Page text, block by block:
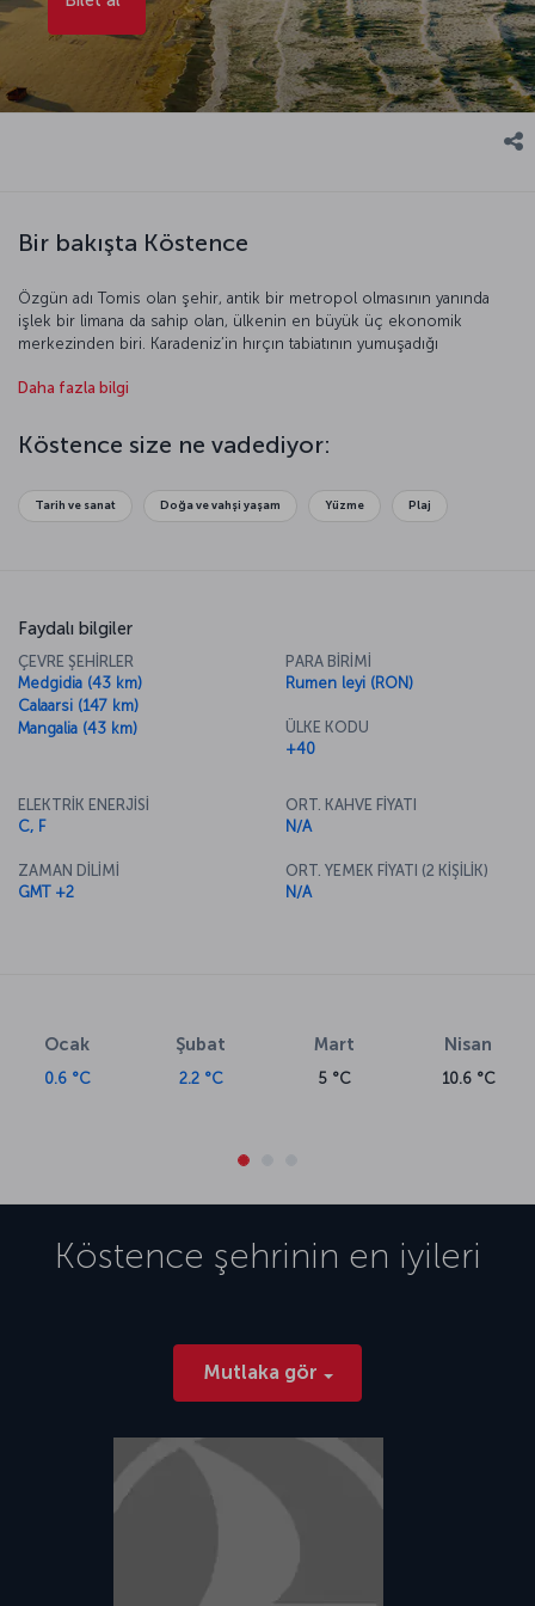
Bir bakışta Köstence
Özgün adı Tomis olan şehir, antik bir metropol olmasının yanında
işlek bir limana da sahip olan, ülkenin en büyük üç ekonomik
merkezinden biri. Karadeniz’in hırçın tabiatının yumuşadığı
açısından dünyanın gözlerinin çevrildiği yerleşim yerleri arasında yer
sanatın, doğanın aynı potada eridiği bu şehri gezmeye
doyamayacaksınız.
Daha fazla bilgi
Köstence size ne vadediyor:
Tarih ve sanat Doğa ve vahşi yaşam Yüzme Plaj
Faydalı bilgiler
ÇEVRE ŞEHİRLER
Medgidia (43 km)
Calaarsi (147 km)
Mangalia (43 km)
PARA BİRİMİ
Rumen leyi (RON)
ÜLKE KODU
+40
ELEKTRİK ENERJİSİ
C, F
ZAMAN DİLİMİ
GMT +2
ORT. KAHVE FİYATI
N/A
ORT. YEMEK FİYATI (2 KİŞİLİK)
N/A
Ocak
0.6 °C
Şubat
2.2 °C
Mart
5 °C
Nisan
10.6 °C
Köstence şehrinin en iyileri
Mutlaka gör